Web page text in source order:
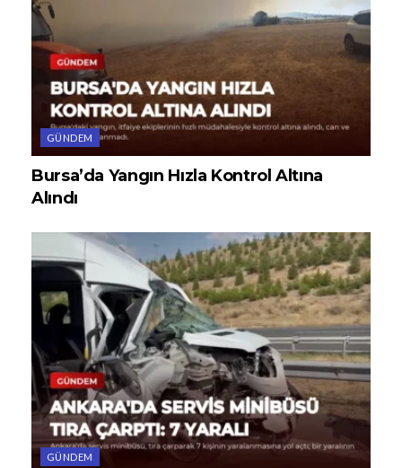
GÜNDEM
Bursa’da Yangın Hızla Kontrol Altına
Alındı
GÜNDEM